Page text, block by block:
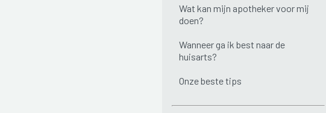
Wat kan mijn apotheker voor mij
doen?
Wanneer ga ik best naar de
huisarts?
Onze beste tips